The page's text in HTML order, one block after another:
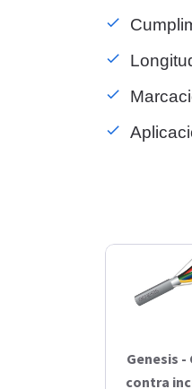
Genesis -
contra